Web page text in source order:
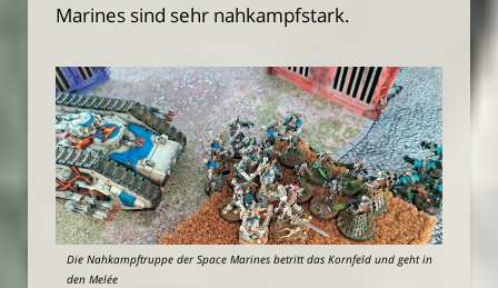
Marines sind sehr nahkampfstark.
Die Nahkampftruppe der Space Marines betritt das Kornfeld und geht in
den Melée